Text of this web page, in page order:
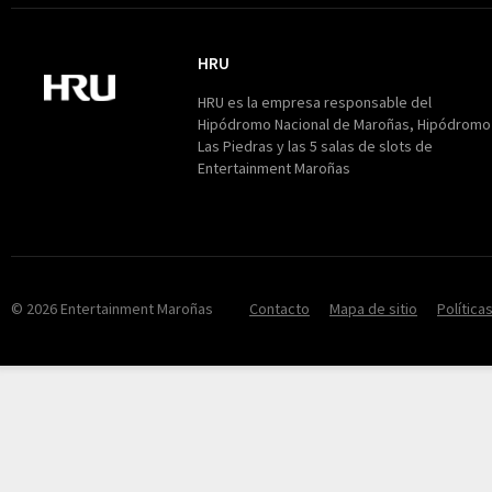
HRU
HRU es la empresa responsable del
Hipódromo Nacional de Maroñas, Hipódromo
Las Piedras y las 5 salas de slots de
Entertainment Maroñas
© 2026 Entertainment Maroñas Contacto Mapa de sitio